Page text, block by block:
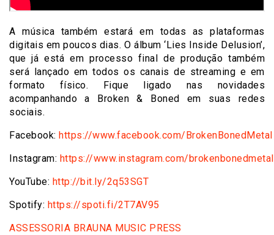
A música também estará em todas as plataformas
digitais em poucos dias. O álbum ‘Lies Inside Delusion’,
que já está em processo final de produção também
será lançado em todos os canais de streaming e em
formato físico. Fique ligado nas novidades
acompanhando a Broken & Boned em suas redes
sociais.
Facebook: https://www.facebook.com/BrokenBonedMetal
Instagram: https://www.instagram.com/brokenbonedmetal
YouTube: http://bit.ly/2q53SGT
Spotify: https://spoti.fi/2T7AV95
ASSESSORIA BRAUNA MUSIC PRESS